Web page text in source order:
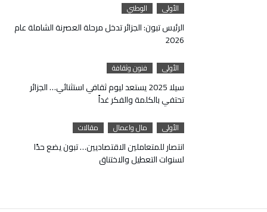
الأولى الوطني
الرئيس تبون: الجزائر تدخل مرحلة العصرنة الشاملة عام
2026
الأولى فنون وثقافة
سيلا 2025 يستعد ليوم ثقافي استثنائي… الجزائر
تحتفي بالكلمة والفكر غداً
الأولى مال واعمال مقالات
انتصار للمتعاملين الاقتصاديين… تبون يضع حدًا
لسنوات التعطيل والاختناق